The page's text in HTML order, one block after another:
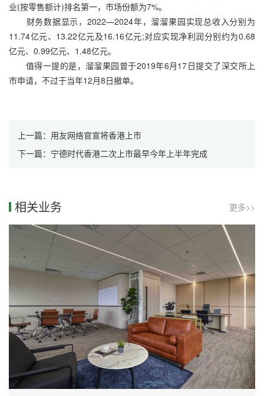
业(按零售额计)排名第一，市场份额为7%。
财务数据显示，2022—2024年，溜溜果园实现总收入分别为
11.74亿元、13.22亿元及16.16亿元;对应实现净利润分别约为0.68
亿元、0.99亿元、1.48亿元。
值得一提的是，溜溜果园曾于2019年6月17日提交了深交所上
市申请，不过于当年12月8日撤单。
上一篇：用友网络官宣将香港上市
下一篇：宁德时代香港二次上市最早今年上半年完成
相关业务 更多>>